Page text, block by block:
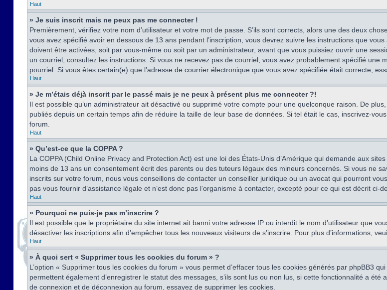
Haut
» Je suis inscrit mais ne peux pas me connecter !
Premièrement, vérifiez votre nom d’utilisateur et votre mot de passe. S’ils sont corrects, alors une des deux
vous avez spécifié avoir en dessous de 13 ans pendant l’inscription, vous devrez suivre les instructions que
doivent être activées, soit par vous-même ou soit par un administrateur, avant que vous puissiez ouvrir une
un courriel, consultez les instructions. Si vous ne recevez pas de courriel, vous avez probablement spécifié
pourriel. Si vous êtes certain(e) que l’adresse de courrier électronique que vous avez spécifiée était correcte,
Haut
» Je m’étais déjà inscrit par le passé mais je ne peux à présent plus me connecter ?!
Il est possible qu’un administrateur ait désactivé ou supprimé votre compte pour une quelconque raison. De
publiés depuis un certain temps afin de réduire la taille de leur base de données. Si tel était le cas, inscrivez-
forum.
Haut
» Qu’est-ce que la COPPA ?
La COPPA (Child Online Privacy and Protection Act) est une loi des États-Unis d’Amérique qui demande aux
moins de 13 ans un consentement écrit des parents ou des tuteurs légaux des mineurs concernés. Si vous ne
inscrits sur votre forum, nous vous conseillons de contacter un conseiller juridique ou un avocat qui pourront
pas vous fournir d’assistance légale et n’est donc pas l’organisme à contacter, excepté pour ce qui est décrit ci-
Haut
» Pourquoi ne puis-je pas m’inscrire ?
Il est possible que le propriétaire du site internet ait banni votre adresse IP ou interdit le nom d’utilisateur que
désactiver les inscriptions afin d’empêcher tous les nouveaux visiteurs de s’inscrire. Pour plus d’informations,
Haut
» À quoi sert « Supprimer tous les cookies du forum » ?
L’option « Supprimer tous les cookies du forum » vous permet d’effacer tous les cookies générés par phpBB3
permettent également d’enregistrer le statut des messages, s’ils sont lus ou non lus, si cette fonctionnalité a
de connexion et de déconnexion au forum, essayez de supprimer les cookies.